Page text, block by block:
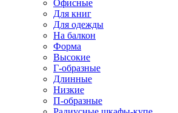
Офисные
Для книг
Для одежды
На балкон
Форма
Высокие
Г-образные
Длинные
Низкие
П-образные